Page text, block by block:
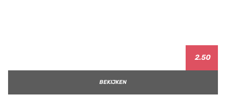
2.50
BEKIJKEN